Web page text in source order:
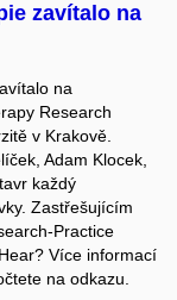
zavítalo na
na
Research
v Krakově.
Adam Klocek,
každý
Zastřešujícím
Practice
Více informací
na odkazu.